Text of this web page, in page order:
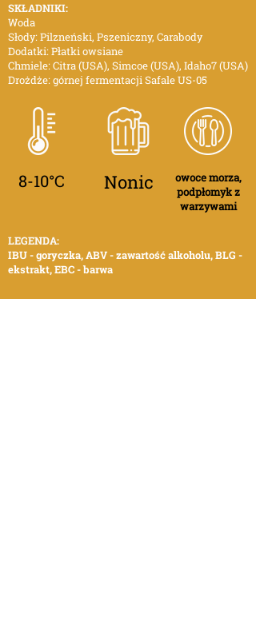
SKŁADNIKI:
Woda
Słody: Pilzneński, Pszeniczny, Carabody
Dodatki: Płatki owsiane
Chmiele: Citra (USA), Simcoe (USA), Idaho7 (USA)
Drożdże: górnej fermentacji Safale US-05
8-10°C Nonic
owoce morza,
podpłomyk z
warzywami
LEGENDA:
IBU - goryczka, ABV - zawartość alkoholu, BLG -
ekstrakt, EBC - barwa